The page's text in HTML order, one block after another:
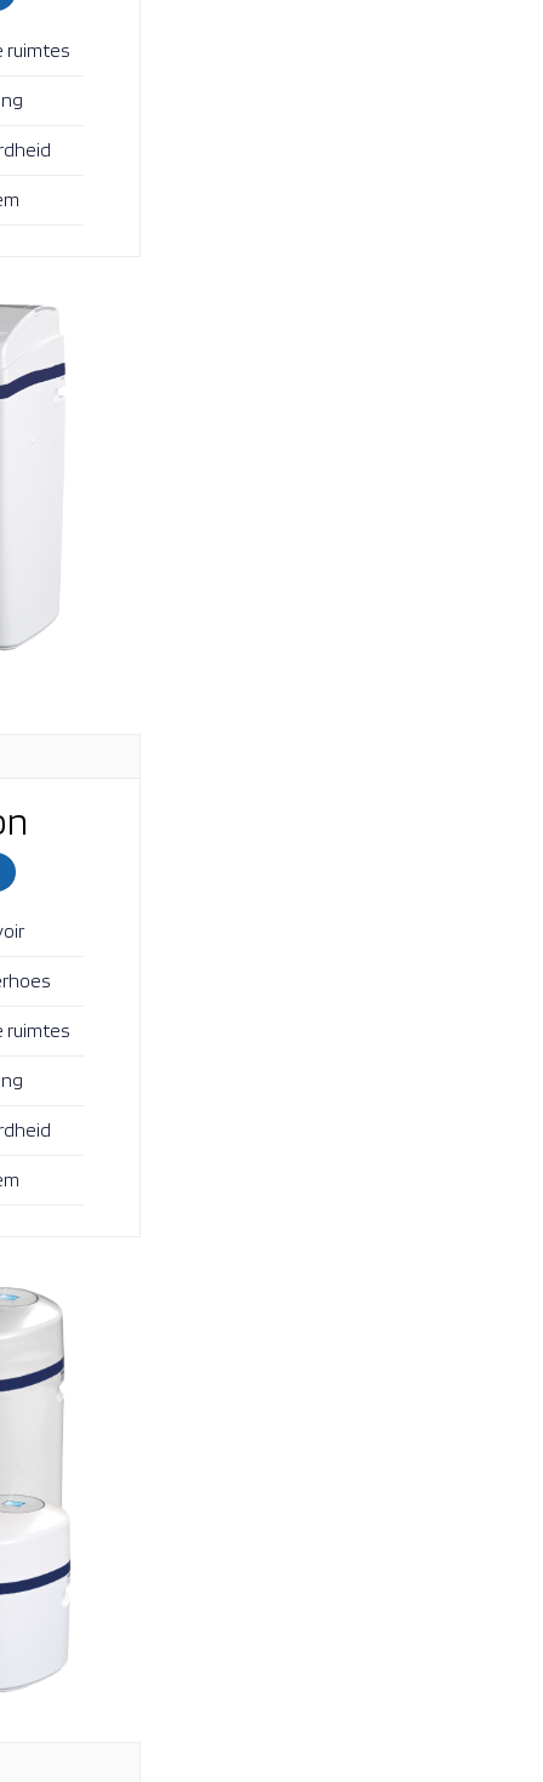
ruimtes
ruimtes